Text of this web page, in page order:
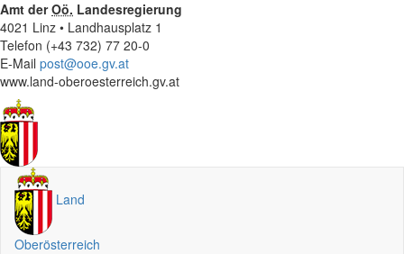
Amt derOö. Landesregierung
4021 Linz • Landhausplatz 1
Telefon (+43 732) 77 20-0
E-Mail post@ooe.gv.at
www.land-oberoesterreich.gv.at
Land
Oberösterreich